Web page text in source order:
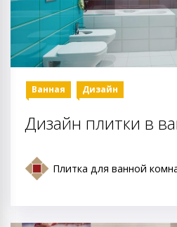
Ванная Дизайн
Дизайн плитки в
Плитка для ванной